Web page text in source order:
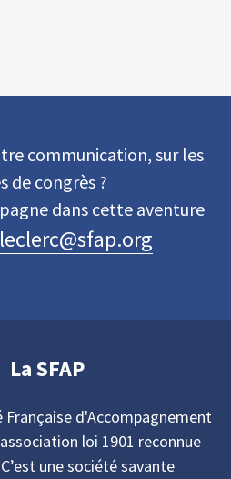
communication, sur les
de congrès ?
dans cette aventure
La SFAP
Française d'Accompagnement
loi 1901 reconnue
une société savante